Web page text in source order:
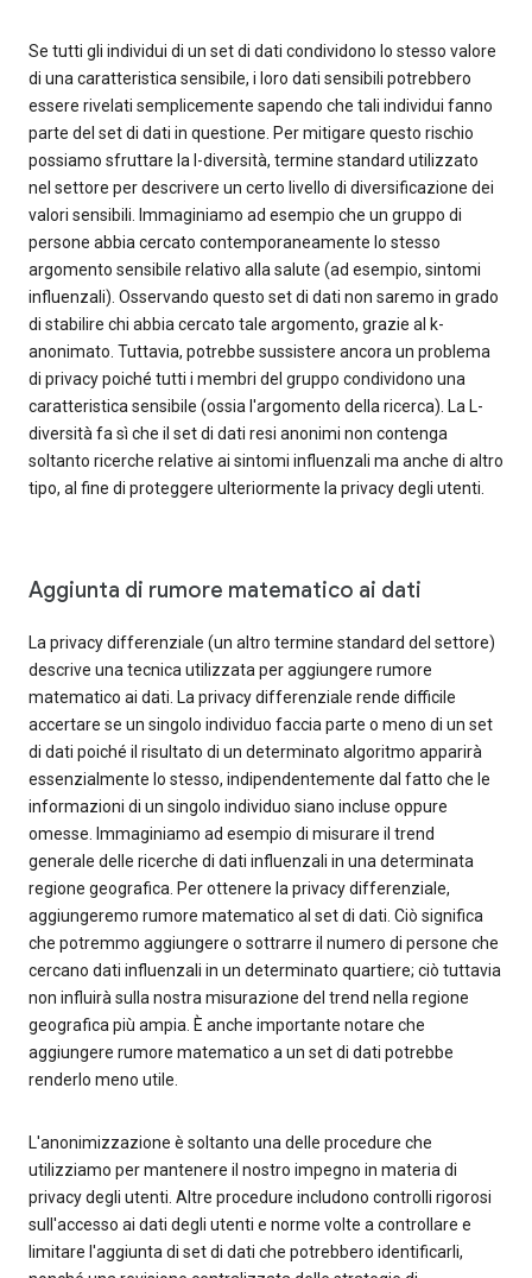
Se tutti gli individui di un set di dati condividono lo stesso valore
di una caratteristica sensibile, i loro dati sensibili potrebbero
essere rivelati semplicemente sapendo che tali individui fanno
parte del set di dati in questione. Per mitigare questo rischio
possiamo sfruttare la l-diversità, termine standard utilizzato
nel settore per descrivere un certo livello di diversificazione dei
valori sensibili. Immaginiamo ad esempio che un gruppo di
persone abbia cercato contemporaneamente lo stesso
argomento sensibile relativo alla salute (ad esempio, sintomi
influenzali). Osservando questo set di dati non saremo in grado
di stabilire chi abbia cercato tale argomento, grazie al k-
anonimato. Tuttavia, potrebbe sussistere ancora un problema
di privacy poiché tutti i membri del gruppo condividono una
caratteristica sensibile (ossia l'argomento della ricerca). La L-
diversità fa sì che il set di dati resi anonimi non contenga
soltanto ricerche relative ai sintomi influenzali ma anche di altro
tipo, al fine di proteggere ulteriormente la privacy degli utenti.
Aggiunta di rumore matematico ai dati
La privacy differenziale (un altro termine standard del settore)
descrive una tecnica utilizzata per aggiungere rumore
matematico ai dati. La privacy differenziale rende difficile
accertare se un singolo individuo faccia parte o meno di un set
di dati poiché il risultato di un determinato algoritmo apparirà
essenzialmente lo stesso, indipendentemente dal fatto che le
informazioni di un singolo individuo siano incluse oppure
omesse. Immaginiamo ad esempio di misurare il trend
generale delle ricerche di dati influenzali in una determinata
regione geografica. Per ottenere la privacy differenziale,
aggiungeremo rumore matematico al set di dati. Ciò significa
che potremmo aggiungere o sottrarre il numero di persone che
cercano dati influenzali in un determinato quartiere; ciò tuttavia
non influirà sulla nostra misurazione del trend nella regione
geografica più ampia. È anche importante notare che
aggiungere rumore matematico a un set di dati potrebbe
renderlo meno utile.
L'anonimizzazione è soltanto una delle procedure che
utilizziamo per mantenere il nostro impegno in materia di
privacy degli utenti. Altre procedure includono controlli rigorosi
sull'accesso ai dati degli utenti e norme volte a controllare e
limitare l'aggiunta di set di dati che potrebbero identificarli,